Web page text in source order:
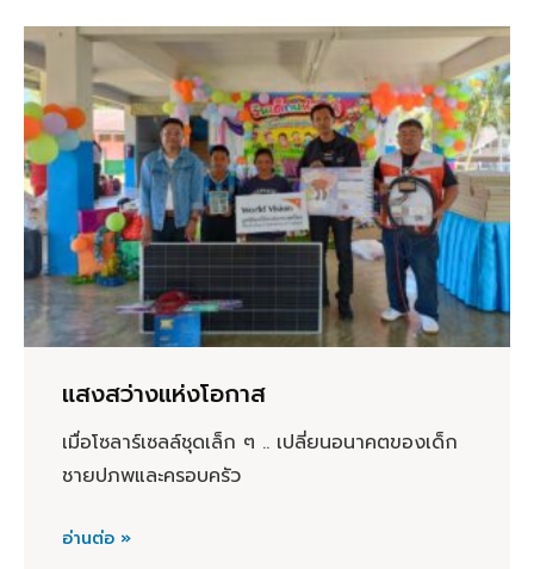
แสงสว่างแห่งโอกาส
เมื่อโซลาร์เซลล์ชุดเล็ก ๆ .. เปลี่ยนอนาคตของเด็ก
ชายปภพและครอบครัว
อ่านต่อ »